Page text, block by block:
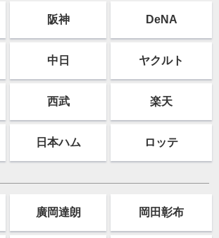
阪神 DeNA
中日 ヤクルト
西武 楽天
日本ハム ロッテ
廣岡達朗 岡田彰布